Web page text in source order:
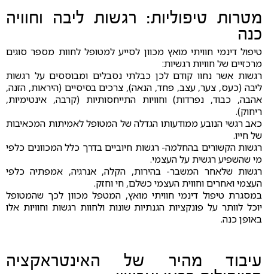
מטרות טיפוליות: רגשות ליבה וחוויה
כנה
טיפול דינמי חוויתי מואץ מכוון לסייע למטופל לחוות מספר סוגים
מרכזיים של חוויות רגשיות:
רגשות אשר נחוו קודם לכן כבלתי נסבלים ומבוססים על רגשות
ליבה (כעס, צער, עצב, פחד, הנאה), צרכים בסיסיים (היראות, הזנה,
אהבה, כבוד, נפרדות) וחוויות התייחסותיות (קרבה, אינטימיות,
ריחוק).
כאב רגשי הנובע ממודעותו הגדלה של המטופל לאמיתות המכאיבות
של חייו.
רגשות הקשורים בהחלמה- רגשות חיוביים בדרך כלל המכוונים כלפי
מי שהשפיע רגשית על העצמי.
רגשות שלאחר המשבר- בהירות, הקלה, אנרגיה, אמפתיה כלפי
העצמי ואחרים וחווית העצמי כשלם, חי וחזק.
במסגרת טיפול דינמי חוויתי מואץ, המטפל מכוון לכך שהמטופל
יוכל לוותר על פונקציות הגנתיות שונות ולחוות רגשות וחוויות אלו
באופן כנה.
עיבוד מהיר של האינטראקציה